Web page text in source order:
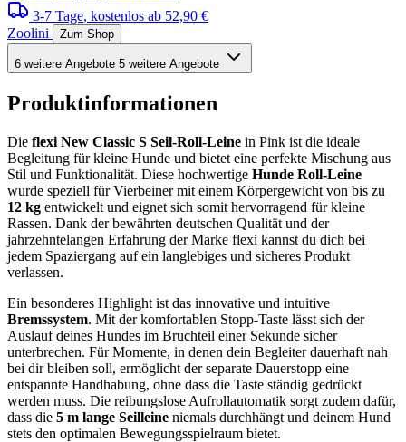
3-7 Tage, kostenlos ab 52,90 €
Zoolini
Zum Shop
6 weitere Angebote 5 weitere Angebote
Produktinformationen
Die flexi New Classic S Seil-Roll-Leine in Pink ist die ideale
Begleitung für kleine Hunde und bietet eine perfekte Mischung aus
Stil und Funktionalität. Diese hochwertige Hunde Roll-Leine
wurde speziell für Vierbeiner mit einem Körpergewicht von bis zu
12 kg entwickelt und eignet sich somit hervorragend für kleine
Rassen. Dank der bewährten deutschen Qualität und der
jahrzehntelangen Erfahrung der Marke flexi kannst du dich bei
jedem Spaziergang auf ein langlebiges und sicheres Produkt
verlassen.
Ein besonderes Highlight ist das innovative und intuitive
Bremssystem. Mit der komfortablen Stopp-Taste lässt sich der
Auslauf deines Hundes im Bruchteil einer Sekunde sicher
unterbrechen. Für Momente, in denen dein Begleiter dauerhaft nah
bei dir bleiben soll, ermöglicht der separate Dauerstopp eine
entspannte Handhabung, ohne dass die Taste ständig gedrückt
werden muss. Die reibungslose Aufrollautomatik sorgt zudem dafür,
dass die 5 m lange Seilleine niemals durchhängt und deinem Hund
stets den optimalen Bewegungsspielraum bietet.